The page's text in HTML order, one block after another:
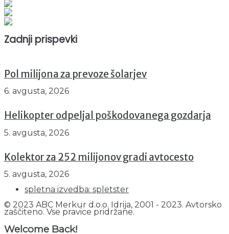
Zadnji prispevki
Pol milijona za prevoze šolarjev
6. avgusta, 2026
Helikopter odpeljal poškodovanega gozdarja
5. avgusta, 2026
Kolektor za 252 milijonov gradi avtocesto
5. avgusta, 2026
spletna izvedba: spletster
© 2023 ABC Merkur d.o.o. Idrija, 2001 - 2023. Avtorsko
zaščiteno. Vse pravice pridržane.
Welcome Back!